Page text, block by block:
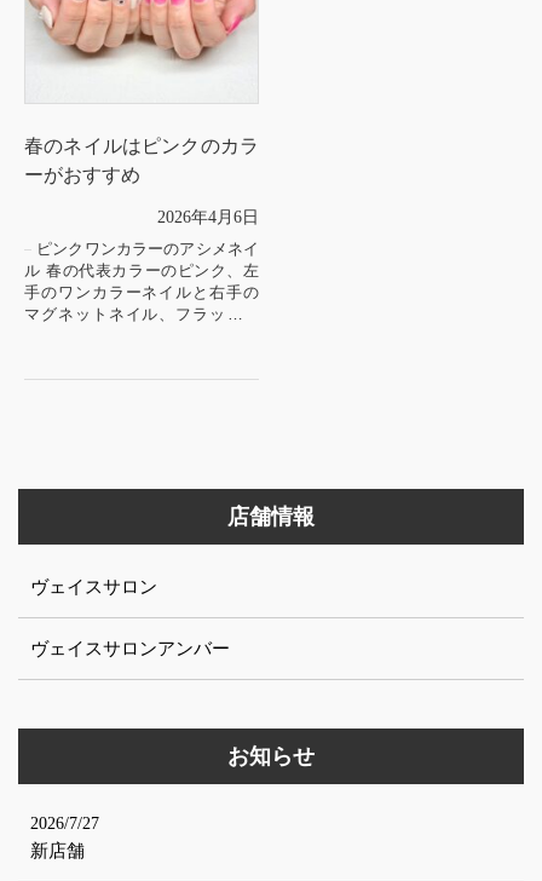
春のネイルはピンクのカラ
ーがおすすめ
2026年4月6日
ピンクワンカラーのアシメネイ
ル 春の代表カラーのピンク、左
手のワンカラーネイルと右手の
マグネットネイル、フラッシュ
甘✖️クールの組み合わせで人とは
店舗情報
ヴェイスサロン
ヴェイスサロンアンバー
お知らせ
2026/7/27
新店舗